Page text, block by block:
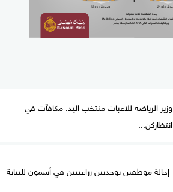
وزير الرياضة للاعبات منتخب اليد: مكافآت في
انتظاركن...
إحالة موظفين بوحدتين زراعيتين في أشمون للنيابة